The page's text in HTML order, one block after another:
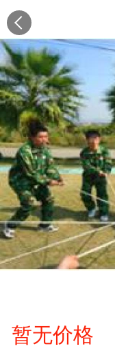
暂无价格